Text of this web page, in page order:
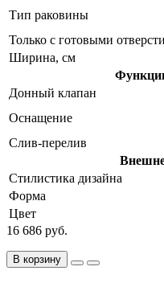
Тип раковины
Только с готовыми
Ширина, см
Донный клапан
Оснащение
Слив-перелив
Стилистика дизайна
Форма
Цвет
16 686 руб.
В корзину